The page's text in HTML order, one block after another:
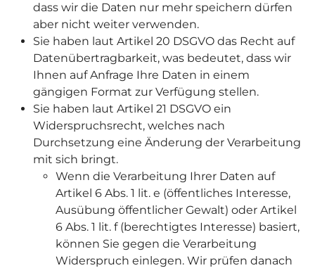
dass wir die Daten nur mehr speichern dürfen
aber nicht weiter verwenden.
Sie haben laut Artikel 20 DSGVO das Recht auf
Datenübertragbarkeit, was bedeutet, dass wir
Ihnen auf Anfrage Ihre Daten in einem
gängigen Format zur Verfügung stellen.
Sie haben laut Artikel 21 DSGVO ein
Widerspruchsrecht, welches nach
Durchsetzung eine Änderung der Verarbeitung
mit sich bringt.
Wenn die Verarbeitung Ihrer Daten auf
Artikel 6 Abs. 1 lit. e (öffentliches Interesse,
Ausübung öffentlicher Gewalt) oder Artikel
6 Abs. 1 lit. f (berechtigtes Interesse) basiert,
können Sie gegen die Verarbeitung
Widerspruch einlegen. Wir prüfen danach